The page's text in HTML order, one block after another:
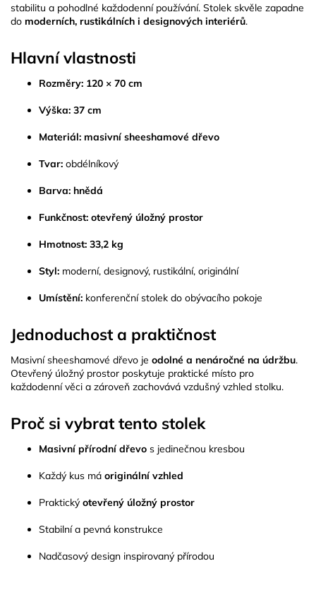
stabilitu a pohodlné každodenní používání. Stolek skvěle zapadne
do moderních, rustikálních i designových interiérů.
Hlavní vlastnosti
Rozměry: 120 × 70 cm
Výška: 37 cm
Materiál: masivní sheeshamové dřevo
Tvar: obdélníkový
Barva: hnědá
Funkčnost: otevřený úložný prostor
Hmotnost: 33,2 kg
Styl: moderní, designový, rustikální, originální
Umístění: konferenční stolek do obývacího pokoje
Jednoduchost a praktičnost
Masivní sheeshamové dřevo je odolné a nenáročné na údržbu.
Otevřený úložný prostor poskytuje praktické místo pro
každodenní věci a zároveň zachovává vzdušný vzhled stolku.
Proč si vybrat tento stolek
Masivní přírodní dřevo s jedinečnou kresbou
Každý kus má originální vzhled
Praktický otevřený úložný prostor
Stabilní a pevná konstrukce
Nadčasový design inspirovaný přírodou